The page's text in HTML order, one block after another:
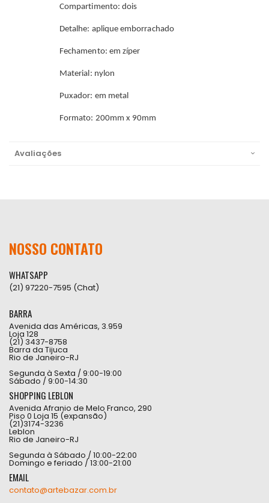
Compartimento: dois
Detalhe: aplique emborrachado
Fechamento: em zíper
Material: nylon
Puxador: em metal
Formato: 200mm x 90mm
Avaliações
NOSSO CONTATO
WHATSAPP
(21) 97220-7595 (Chat)
BARRA
Avenida das Américas, 3.959
Loja 128
(21) 3437-8758
Barra da Tijuca
Rio de Janeiro-RJ
Segunda à Sexta / 9:00-19:00
Sábado / 9:00-14:30
SHOPPING LEBLON
Avenida Afranio de Melo Franco, 290
Piso 0 Loja 15 (expansão)
(21)3174-3236
Leblon
Rio de Janeiro-RJ
Segunda à Sábado / 10:00-22:00
Domingo e feriado / 13:00-21:00
EMAIL
contato@artebazar.com.br